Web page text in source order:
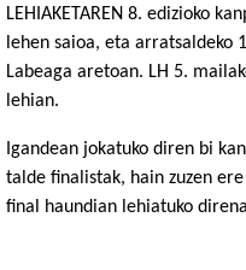
LEHIAKETAREN 8. edizioko
lehen saioa, eta arratsaldeko
Labeaga aretoan. LH 5.
lehian.
Igandean jokatuko diren bi
talde finalistak, hain zuzen
final haundian lehiatuko